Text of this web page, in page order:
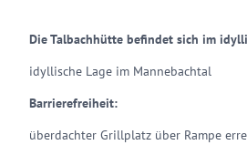
Die Talbachhütte befindet sich im
idyllische Lage im Mannebachtal
Barrierefreiheit:
überdachter Grillplatz über Rampe